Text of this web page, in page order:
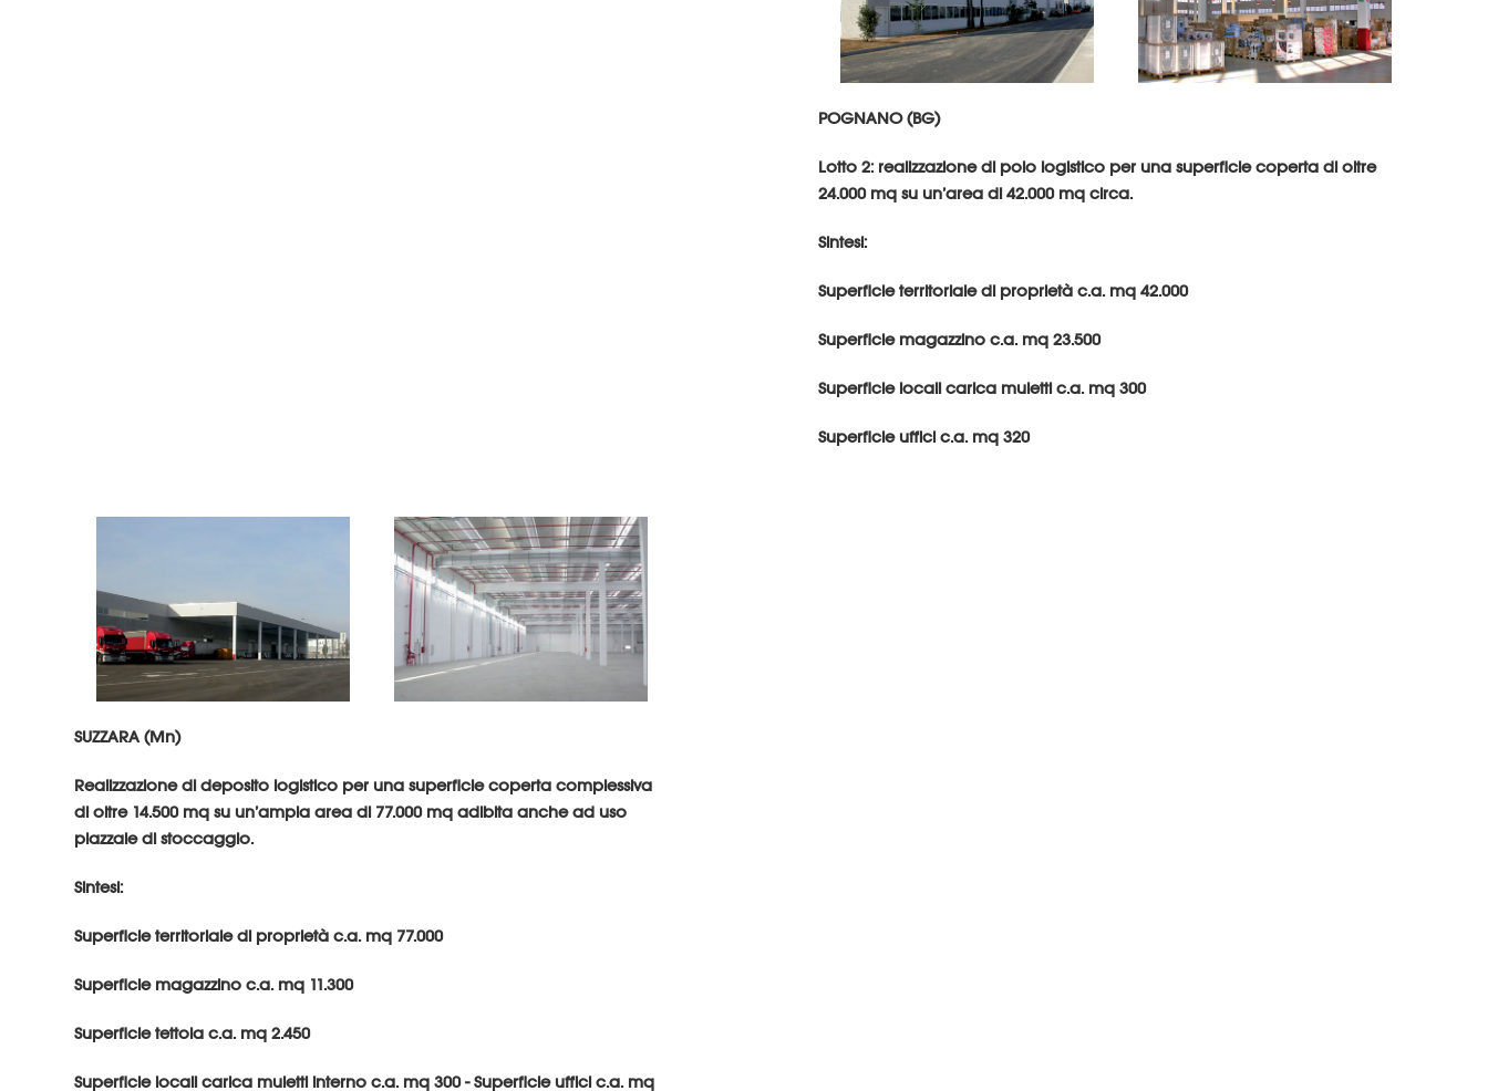
POGNANO (BG)
Lotto 2: realizzazione di polo logistico per una superficie coperta di oltre
24.000 mq su un’area di 42.000 mq circa.
Sintesi:
Superficie territoriale di proprietà c.a. mq 42.000
Superficie magazzino c.a. mq 23.500
Superficie locali carica muletti c.a. mq 300
Superficie uffici c.a. mq 320
SUZZARA (Mn)
Realizzazione di deposito logistico per una superficie coperta complessiva
di oltre 14.500 mq su un’ampia area di 77.000 mq adibita anche ad uso
piazzale di stoccaggio.
Sintesi:
Superficie territoriale di proprietà c.a. mq 77.000
Superficie magazzino c.a. mq 11.300
Superficie tettoia c.a. mq 2.450
Superficie locali carica muletti interno c.a. mq 300 - Superficie uffici c.a. mq